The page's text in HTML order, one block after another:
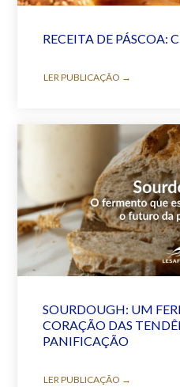
RECEITA DE PÁSCOA:
LER PUBLICAÇÃO →
SOURDOUGH: UM
CORAÇÃO DAS
PANIFICAÇÃO
LER PUBLICAÇÃO →